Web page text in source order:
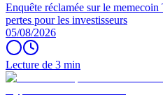
Enquête réclamée sur le
pertes pour les investisseurs
05/08/2026
Lecture de 3 min